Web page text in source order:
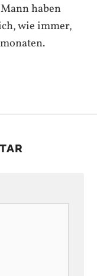
haben
wie immer,